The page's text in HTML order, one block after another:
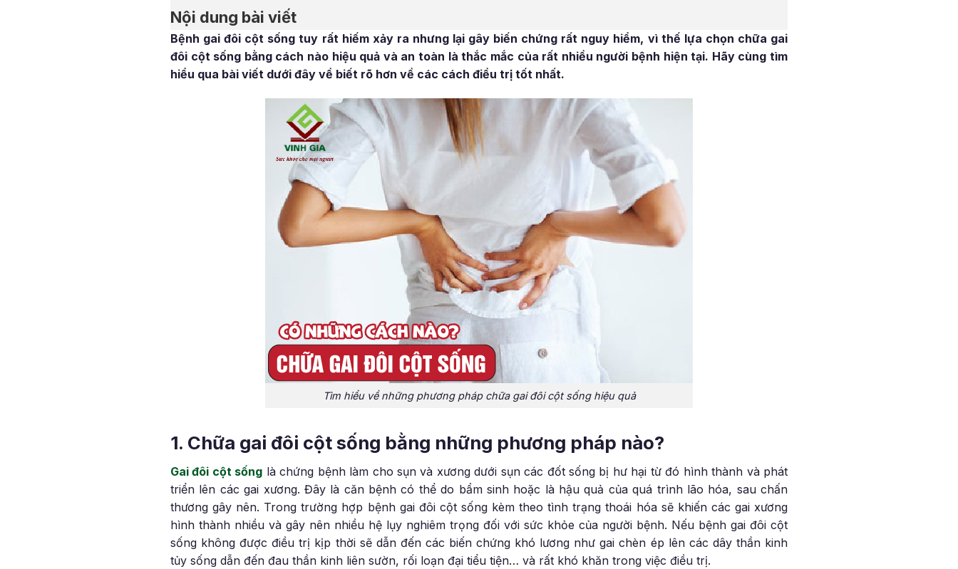
Nội dung bài viết
Bệnh gai đôi cột sống tuy rất hiếm xảy ra nhưng lại gây biến chứng rất nguy hiểm, vì thế lựa chọn chữa gai
đôi cột sống bằng cách nào hiệu quả và an toàn là thắc mắc của rất nhiều người bệnh hiện tại. Hãy cùng tìm
hiểu qua bài viết dưới đây về biết rõ hơn về các cách điều trị tốt nhất.
Tìm hiểu về những phương pháp chữa gai đôi cột sống hiệu quả
1. Chữa gai đôi cột sống bằng những phương pháp nào?
Gai đôi cột sống là chứng bệnh làm cho sụn và xương dưới sụn các đốt sống bị hư hại từ đó hình thành và phát
triển lên các gai xương. Đây là căn bệnh có thể do bẩm sinh hoặc là hậu quả của quá trình lão hóa, sau chấn
thương gây nên. Trong trường hợp bệnh gai đôi cột sống kèm theo tình trạng thoái hóa sẽ khiến các gai xương
hình thành nhiều và gây nên nhiều hệ lụy nghiêm trọng đối với sức khỏe của người bệnh. Nếu bệnh gai đôi cột
sống không được điều trị kịp thời sẽ dẫn đến các biến chứng khó lương như gai chèn ép lên các dây thần kinh
tủy sống dẫn đến đau thần kinh liên sườn, rối loạn đại tiểu tiện… và rất khó khăn trong việc điều trị.